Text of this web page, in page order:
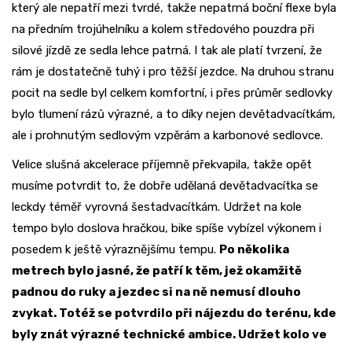
který ale nepatří mezi tvrdé, takže nepatrná boční flexe byla
na předním trojúhelníku a kolem středového pouzdra při
silové jízdě ze sedla lehce patrná. I tak ale platí tvrzení, že
rám je dostatečně tuhý i pro těžší jezdce. Na druhou stranu
pocit na sedle byl celkem komfortní, i přes průměr sedlovky
bylo tlumení rázů výrazné, a to díky nejen devětadvacítkám,
ale i prohnutým sedlovým vzpěrám a karbonové sedlovce.
Velice slušná akcelerace příjemně překvapila, takže opět
musíme potvrdit to, že dobře udělaná devětadvacítka se
leckdy téměř vyrovná šestadvacítkám. Udržet na kole
tempo bylo doslova hračkou, bike spíše vybízel výkonem i
posedem k ještě výraznějšímu tempu. Po několika
metrech bylo jasné, že patří k těm, jež okamžitě
padnou do ruky a jezdec si na ně nemusí dlouho
zvykat. Totéž se potvrdilo při nájezdu do terénu, kde
byly znát výrazné technické ambice. Udržet kolo ve